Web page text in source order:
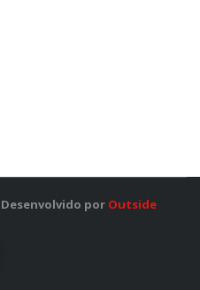
Desenvolvido por Outside